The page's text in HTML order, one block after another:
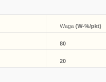
Waga (W-%/pkt)
80
20